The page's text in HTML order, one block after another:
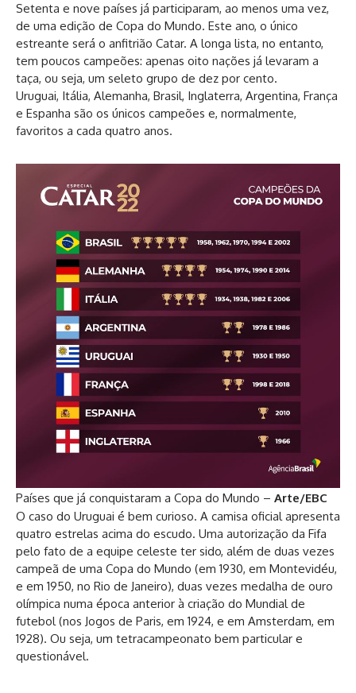
Setenta e nove países já participaram, ao menos uma vez,
de uma edição de Copa do Mundo. Este ano, o único
estreante será o anfitrião Catar. A longa lista, no entanto,
tem poucos campeões: apenas oito nações já levaram a
taça, ou seja, um seleto grupo de dez por cento.
Uruguai, Itália, Alemanha, Brasil, Inglaterra, Argentina, França
e Espanha são os únicos campeões e, normalmente,
favoritos a cada quatro anos.
Países que já conquistaram a Copa do Mundo – Arte/EBC
O caso do Uruguai é bem curioso. A camisa oficial apresenta
quatro estrelas acima do escudo. Uma autorização da Fifa
pelo fato de a equipe celeste ter sido, além de duas vezes
campeã de uma Copa do Mundo (em 1930, em Montevidéu,
e em 1950, no Rio de Janeiro), duas vezes medalha de ouro
olímpica numa época anterior à criação do Mundial de
futebol (nos Jogos de Paris, em 1924, e em Amsterdam, em
1928). Ou seja, um tetracampeonato bem particular e
questionável.